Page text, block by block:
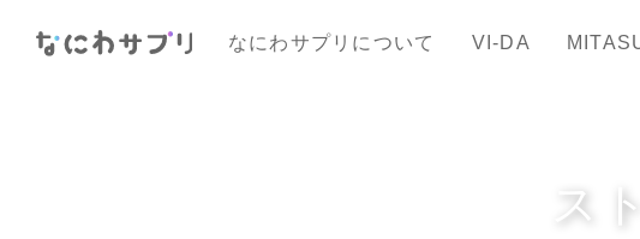
なにわサプリについて VI-DA
ス